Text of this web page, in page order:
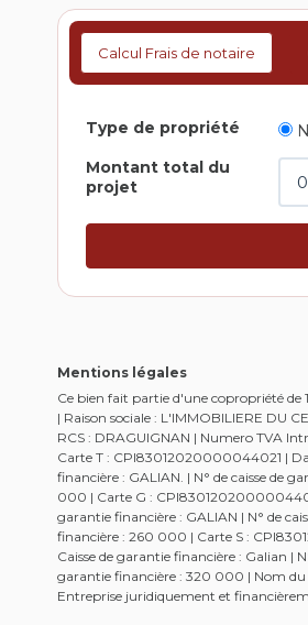
Calcul Frais de notaire
Mentions légales
Ce bien fait partie d'une copropriété
| Raison sociale : L'IMMOBILIERE DU
RCS : DRAGUIGNAN | Numero TVA
Carte T : CPI83012020000044021 |
financière : GALIAN. | N° de caisse de
000 | Carte G :
garantie financière : GALIAN | N° de
financière : 260 000 | Carte S :
Caisse de garantie financière : Galian |
garantie financière : 320 000 | Nom du
Entreprise juridiquement et